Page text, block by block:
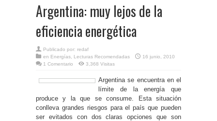
Argentina: muy lejos de la
eficiencia energética
Publicado por: redaf
en Energías Lecturas Recomendadas
16 junio, 2010
1 Comentario
3,368 Visitas
Argentina se encuentra en el
límite de la energía que
produce y la que se consume. Esta situación
conlleva grandes riesgos para el país que pueden
ser evitados con dos claras opciones que son